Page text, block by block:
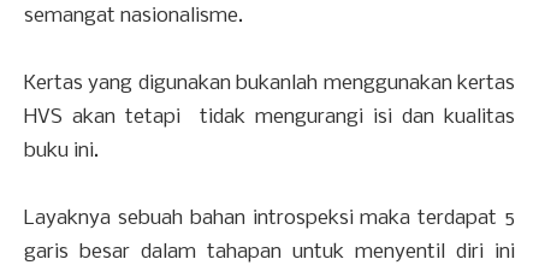
semangat nasionalisme.
Kertas yang digunakan bukanlah menggunakan kertas
HVS akan tetapi tidak mengurangi isi dan kualitas
buku ini.
Layaknya sebuah bahan introspeksi maka terdapat 5
garis besar dalam tahapan untuk menyentil diri ini